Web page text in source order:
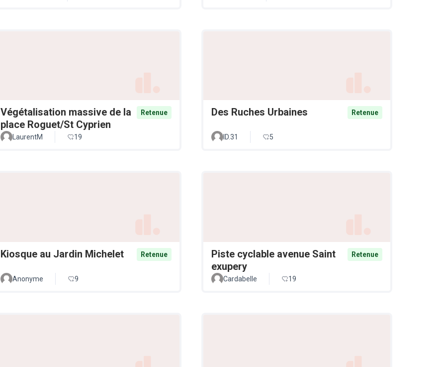
Végétalisation massive de la
place Roguet/St Cyprien
Retenue
LaurentM 19
Des Ruches Urbaines Retenue
ID.31 5
Kiosque au Jardin Michelet Retenue
Anonyme 9
Piste cyclable avenue Saint
exupery
Retenue
Cardabelle 19